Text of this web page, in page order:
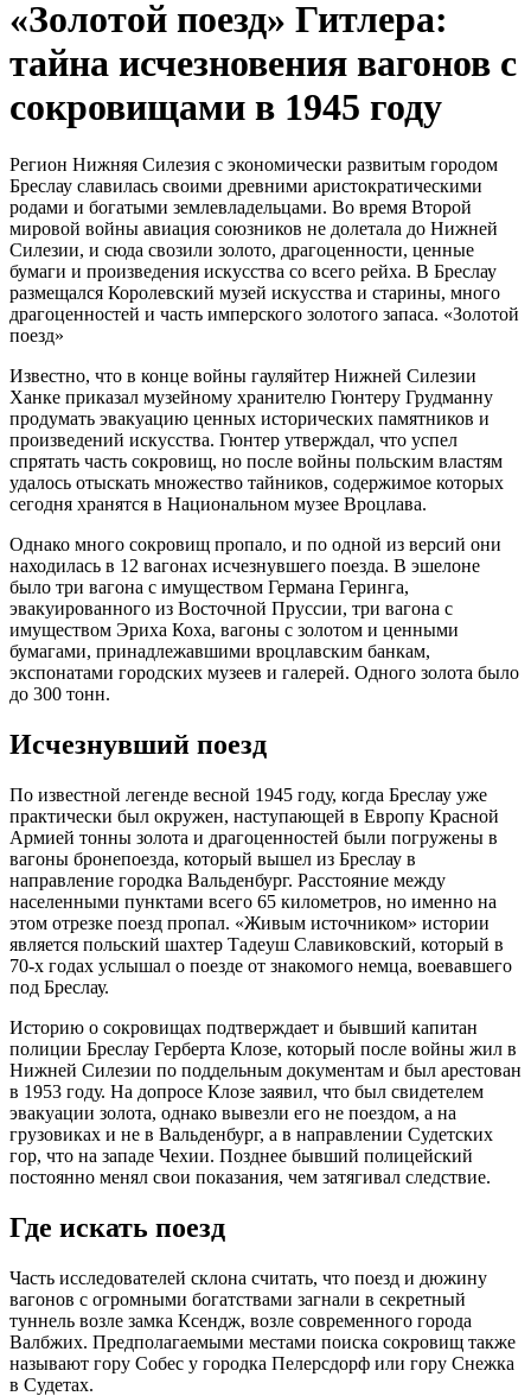
«Золотой поезд» Гитлера:
тайна исчезновения вагонов с
сокровищами в 1945 году
Регион Нижняя Силезия с экономически развитым городом
Бреслау славилась своими древними аристократическими
родами и богатыми землевладельцами. Во время Второй
мировой войны авиация союзников не долетала до Нижней
Силезии, и сюда свозили золото, драгоценности, ценные
бумаги и произведения искусства со всего рейха. В Бреслау
размещался Королевский музей искусства и старины, много
драгоценностей и часть имперского золотого запаса. «Золотой
поезд»
Известно, что в конце войны гауляйтер Нижней Силезии
Ханке приказал музейному хранителю Гюнтеру Грудманну
продумать эвакуацию ценных исторических памятников и
произведений искусства. Гюнтер утверждал, что успел
спрятать часть сокровищ, но после войны польским властям
удалось отыскать множество тайников, содержимое которых
сегодня хранятся в Национальном музее Вроцлава.
Однако много сокровищ пропало, и по одной из версий они
находилась в 12 вагонах исчезнувшего поезда. В эшелоне
было три вагона с имуществом Германа Геринга,
эвакуированного из Восточной Пруссии, три вагона с
имуществом Эриха Коха, вагоны с золотом и ценными
бумагами, принадлежавшими вроцлавским банкам,
экспонатами городских музеев и галерей. Одного золота было
до 300 тонн.
Исчезнувший поезд
По известной легенде весной 1945 году, когда Бреслау уже
практически был окружен, наступающей в Европу Красной
Армией тонны золота и драгоценностей были погружены в
вагоны бронепоезда, который вышел из Бреслау в
направление городка Вальденбург. Расстояние между
населенными пунктами всего 65 километров, но именно на
этом отрезке поезд пропал. «Живым источником» истории
является польский шахтер Тадеуш Славиковский, который в
70-х годах услышал о поезде от знакомого немца, воевавшего
под Бреслау.
Историю о сокровищах подтверждает и бывший капитан
полиции Бреслау Герберта Клозе, который после войны жил в
Нижней Силезии по поддельным документам и был арестован
в 1953 году. На допросе Клозе заявил, что был свидетелем
эвакуации золота, однако вывезли его не поездом, а на
грузовиках и не в Вальденбург, а в направлении Судетских
гор, что на западе Чехии. Позднее бывший полицейский
постоянно менял свои показания, чем затягивал следствие.
Где искать поезд
Часть исследователей склона считать, что поезд и дюжину
вагонов с огромными богатствами загнали в секретный
туннель возле замка Ксендж, возле современного города
Валбжих. Предполагаемыми местами поиска сокровищ также
называют гору Собес у городка Пелерсдорф или гору Снежка
в Судетах.